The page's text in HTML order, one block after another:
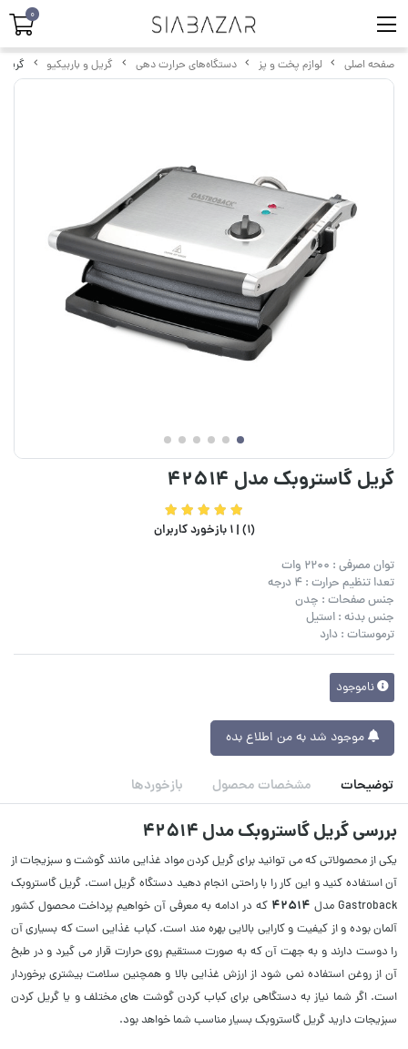
صفحه اصلی لوازم پخت و پز دستگاه‌های حرارت دهی گریل و باربیکیو گریل
گریل گاستروبک مدل 42514
(1) | 1 بازخورد کاربران
توان مصرفی : 2200 وات
تعدا تنظیم حرارت : 4 درجه
جنس صفحات : چدن
جنس بدنه : استیل
ترموستات : دارد
ناموجود
موجود شد به من اطلاع بده
توضیحات مشخصات محصول بازخوردها
بررسی گریل گاستروبک مدل 42514
یکی از محصولاتی که می توانید برای گریل کردن مواد غذایی مانند گوشت و سبزیجات از
آن استفاده کنید و این کار را با راحتی انجام دهید دستگاه گریل است. گریل گاستروبک
Gastroback مدل
42514 که در ادامه به معرفی آن خواهیم پرداخت محصول کشور
آلمان بوده و از کیفیت و کارایی بالایی بهره مند است. کباب غذایی است که بسیاری آن
را دوست دارند و به جهت آن که به صورت مستقیم روی حرارت قرار می گیرد و در طبخ
آن از روغن استفاده نمی شود از ارزش غذایی بالا و همچنین سلامت بیشتری برخوردار
است. اگر شما نیاز به دستگاهی برای کباب کردن گوشت های مختلف و یا گریل کردن
سبزیجات دارید گریل گاستروبک بسیار مناسب شما خواهد بود.
0